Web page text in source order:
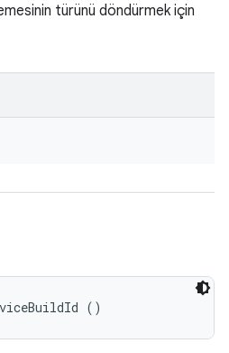
türünü döndürmek için
()